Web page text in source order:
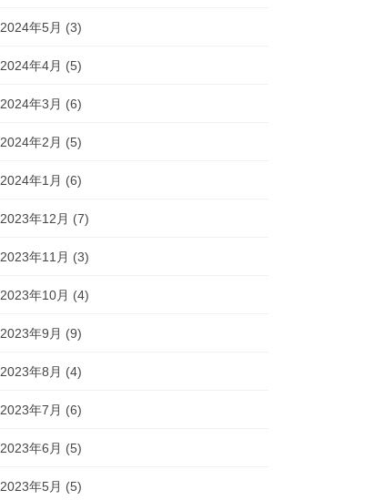
2024年5月 (3)
2024年4月 (5)
2024年3月 (6)
2024年2月 (5)
2024年1月 (6)
2023年12月 (7)
2023年11月 (3)
2023年10月 (4)
2023年9月 (9)
2023年8月 (4)
2023年7月 (6)
2023年6月 (5)
2023年5月 (5)